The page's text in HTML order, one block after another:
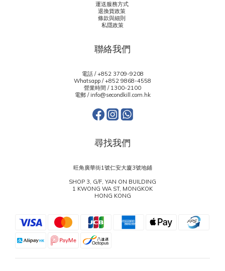
運送服務方式
退換貨政策
條款與細則
私隱政策
聯絡我們
電話 / +852 3709-9208
Whatsapp /+852 9868-4558
營業時間 / 1300-2100
電郵 / info@secondkill.com.hk
尋找我們
旺角廣華街1號仁安大廈3號地鋪
SHOP 3, G/F, YAN ON BUILDING
1 KWONG WA ST, MONGKOK
HONG KONG